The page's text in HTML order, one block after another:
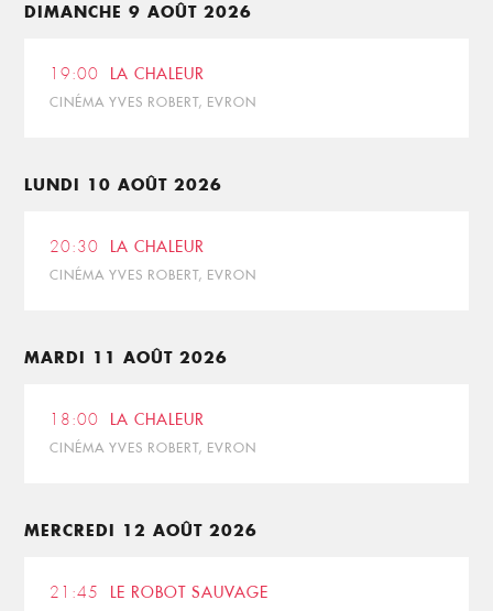
DIMANCHE 9 AOÛT 2026
19:00 LA CHALEUR
CINÉMA YVES ROBERT, EVRON
LUNDI 10 AOÛT 2026
20:30 LA CHALEUR
CINÉMA YVES ROBERT, EVRON
MARDI 11 AOÛT 2026
18:00 LA CHALEUR
CINÉMA YVES ROBERT, EVRON
MERCREDI 12 AOÛT 2026
21:45 LE ROBOT SAUVAGE